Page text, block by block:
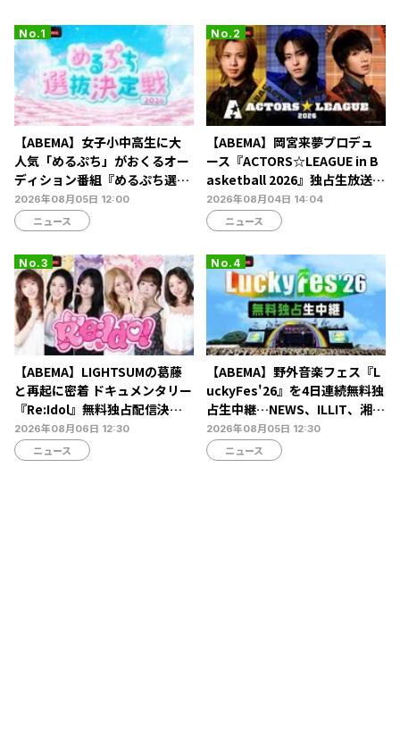
【ABEMA】女子小中高生に大
人気「めるぷち」がおくるオー
ディション番組『めるぷち選抜
決定戦2026』の生配信が決定
2026年08月05日 12:00
ニュース
【ABEMA】岡宮来夢プロデュ
ース『ACTORS☆LEAGUE in B
asketball 2026』独占生放送決
定…北村諒、糸川耀士郎、長妻
怜央らが出演
2026年08月04日 14:04
ニュース
【ABEMA】LIGHTSUMの葛藤
と再起に密着 ドキュメンタリー
『Re:Idol』無料独占配信決
定…デビュー6年目の壁と2年間
の空白期に迫る
2026年08月06日 12:30
ニュース
【ABEMA】野外音楽フェス『L
uckyFes'26』を4日連続無料独
占生中継…NEWS、ILLIT、湘南
乃風ら60組以上が集結
2026年08月05日 12:30
ニュース